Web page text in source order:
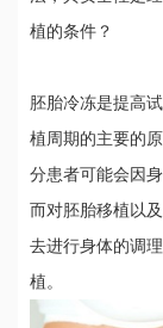
植的条件？
胚胎冷冻是提高
植周期的主要的
分患者可能会因
而对胚胎移植以
去进行身体的调
植。